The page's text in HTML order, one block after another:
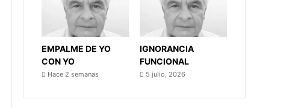
EMPALME DE YO
CON YO
Hace 2 semanas
IGNORANCIA
FUNCIONAL
5 julio, 2026